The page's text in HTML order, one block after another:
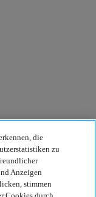
die
zu
Anzeigen
stimmen